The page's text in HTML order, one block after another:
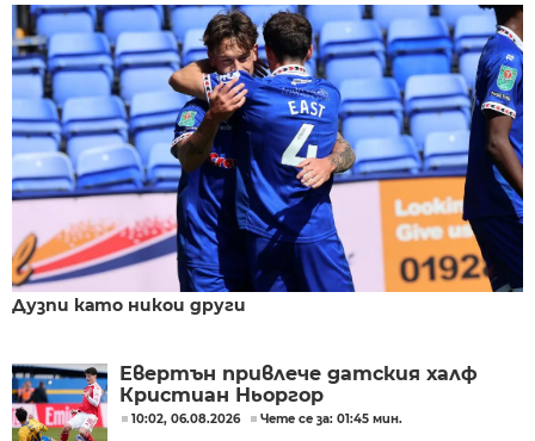
Дузпи като никои други
Евертън привлече датския халф
Кристиан Ньоргор
10:02, 06.08.2026 Чете се за: 01:45 мин.